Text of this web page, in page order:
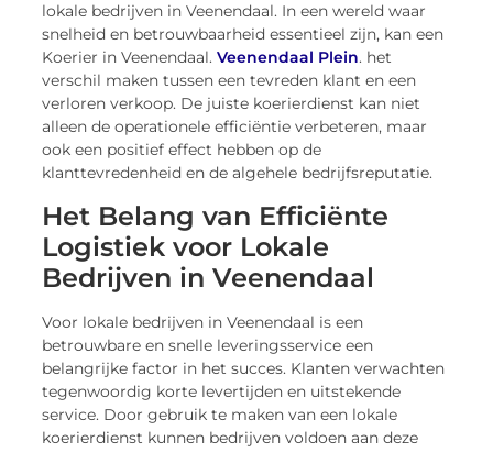
lokale bedrijven in Veenendaal. In een wereld waar
snelheid en betrouwbaarheid essentieel zijn, kan een
Koerier in Veenendaal.Veenendaal Plein. het
verschil maken tussen een tevreden klant en een
verloren verkoop. De juiste koerierdienst kan niet
alleen de operationele efficiëntie verbeteren, maar
ook een positief effect hebben op de
klanttevredenheid en de algehele bedrijfsreputatie.
Het Belang van Efficiënte
Logistiek voor Lokale
Bedrijven in Veenendaal
Voor lokale bedrijven in Veenendaal is een
betrouwbare en snelle leveringsservice een
belangrijke factor in het succes. Klanten verwachten
tegenwoordig korte levertijden en uitstekende
service. Door gebruik te maken van een lokale
koerierdienst kunnen bedrijven voldoen aan deze